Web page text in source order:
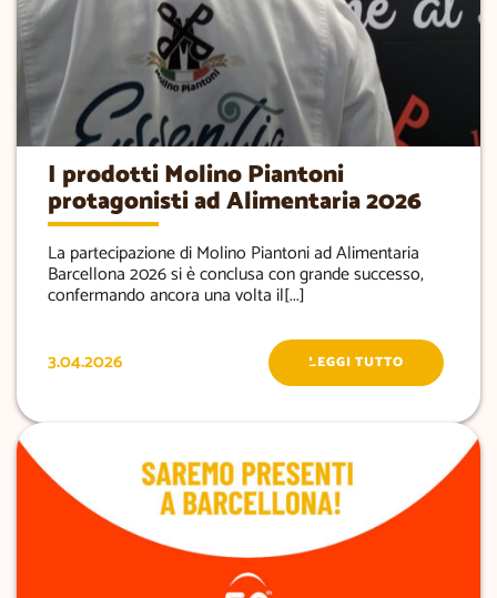
I prodotti Molino Piantoni
protagonisti ad Alimentaria 2026
La partecipazione di Molino Piantoni ad Alimentaria
Barcellona 2026 si è conclusa con grande successo,
confermando ancora una volta il[...]
3.04.2026 LEGGI TUTTO